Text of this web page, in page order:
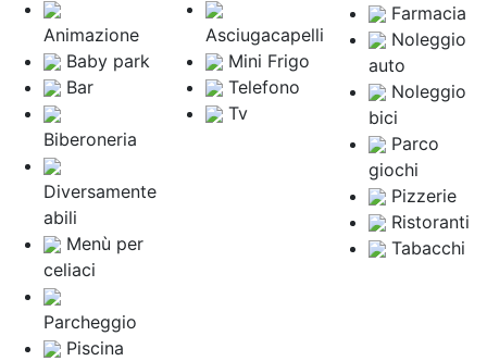
Animazione
Baby park
Bar
Biberoneria
Diversamente
abili
Menù per
celiaci
Parcheggio
Piscina
Asciugacapelli
Mini Frigo
Telefono
Tv
Farmacia
Noleggio
auto
Noleggio
bici
Parco
giochi
Pizzerie
Ristoranti
Tabacchi